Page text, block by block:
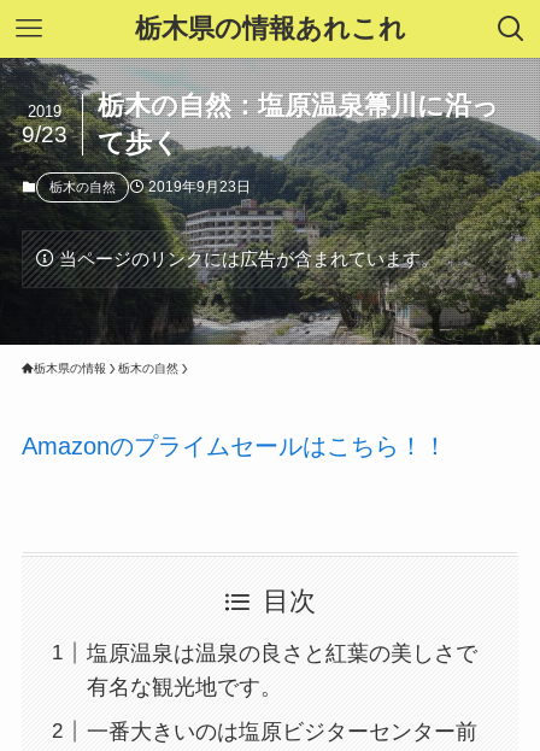
栃木県の情報あれこれ
栃木の自然：塩原温泉箒川に沿っ
て歩く
2019
9/23
栃木の自然 2019年9月23日
当ページのリンクには広告が含まれています。
栃木県の情報 栃木の自然
Amazonのプライムセールはこちら！！
目次
塩原温泉は温泉の良さと紅葉の美しさで
有名な観光地です。
一番大きいのは塩原ビジターセンター前